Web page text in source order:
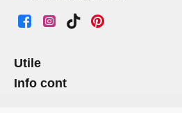
Utile
Info cont